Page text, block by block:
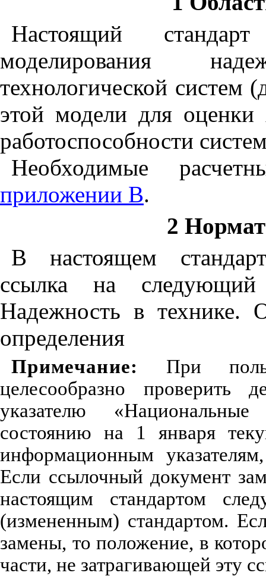
Настоящий
моделирования
технологической систем
этой модели для оценки
работоспособности
Необходимые
приложении В.
2
В настоящем
ссылка на
Надежность в технике.
определения
Примечание:
При
целесообразно проверить
указателю
состоянию на 1 января
информационным
Если ссылочный документ
настоящим стандартом
(измененным) стандартом.
замены, то положение, в
части, не затрагивающей эту